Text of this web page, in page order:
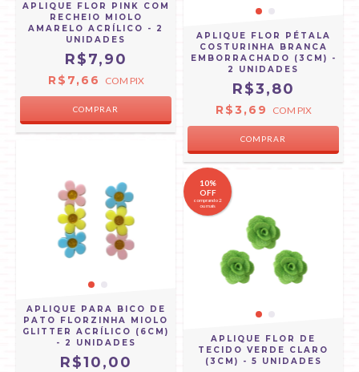
APLIQUE FLOR PINK COM
RECHEIO MIOLO
AMARELO ACRÍLICO - 2
UNIDADES
R$7,90
R$7,66 COM PIX
APLIQUE FLOR PÉTALA
COSTURINHA BRANCA
EMBORRACHADO (3CM) -
2 UNIDADES
R$3,80
R$3,69 COM PIX
APLIQUE PARA BICO DE
PATO FLORZINHA MIOLO
GLITTER ACRÍLICO (6CM)
- 2 UNIDADES
R$10,00
10%
OFF
comprando 2
ou mais
APLIQUE FLOR DE
TECIDO VERDE CLARO
(3CM) - 5 UNIDADES